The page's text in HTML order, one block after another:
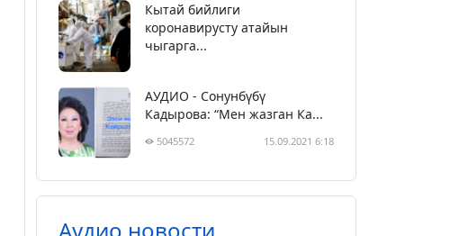
Кытай бийлиги
коронавирусту атайын
чыгарга...
АУДИО - Сонунбүбү
Кадырова: “Мен жазган Ка...
5045572 15.09.2021 6:18